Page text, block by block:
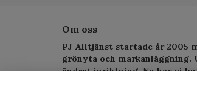
Om oss
PJ-Alltjänst startade år 2005
grönyta och markanläggning.
ändrat inriktning. Nu har vi